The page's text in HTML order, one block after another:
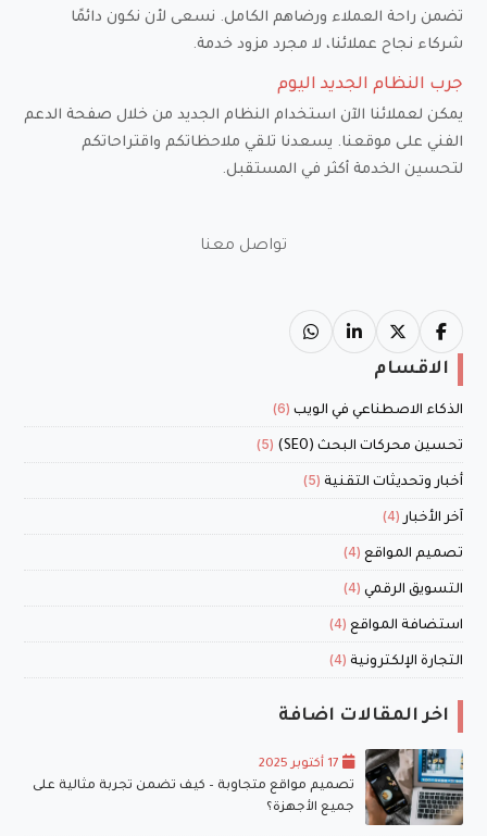
تضمن راحة العملاء ورضاهم الكامل. نسعى لأن نكون دائمًا
شركاء نجاح عملائنا، لا مجرد مزود خدمة.
جرب النظام الجديد اليوم
يمكن لعملائنا الآن استخدام النظام الجديد من خلال صفحة الدعم
الفني على موقعنا. يسعدنا تلقي ملاحظاتكم واقتراحاتكم
لتحسين الخدمة أكثر في المستقبل.
تواصل معنا
الاقسام
الذكاء الاصطناعي في الويب (6)
تحسين محركات البحث (SEO) (5)
أخبار وتحديثات التقنية (5)
آخر الأخبار (4)
تصميم المواقع (4)
التسويق الرقمي (4)
استضافة المواقع (4)
التجارة الإلكترونية (4)
اخر المقالات اضافة
تصميم مواقع متجاوبة – كيف تضمن تجربة مثالية على
جميع الأجهزة؟